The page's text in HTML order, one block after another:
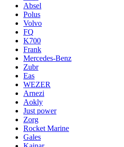
Absel
Polus
Volvo
FQ
K700
Frank
Mercedes-Benz
Zubr
Eas
WEZER
Arnezi
Aokly
Just power
Zorg
Rocket Marine
Gales